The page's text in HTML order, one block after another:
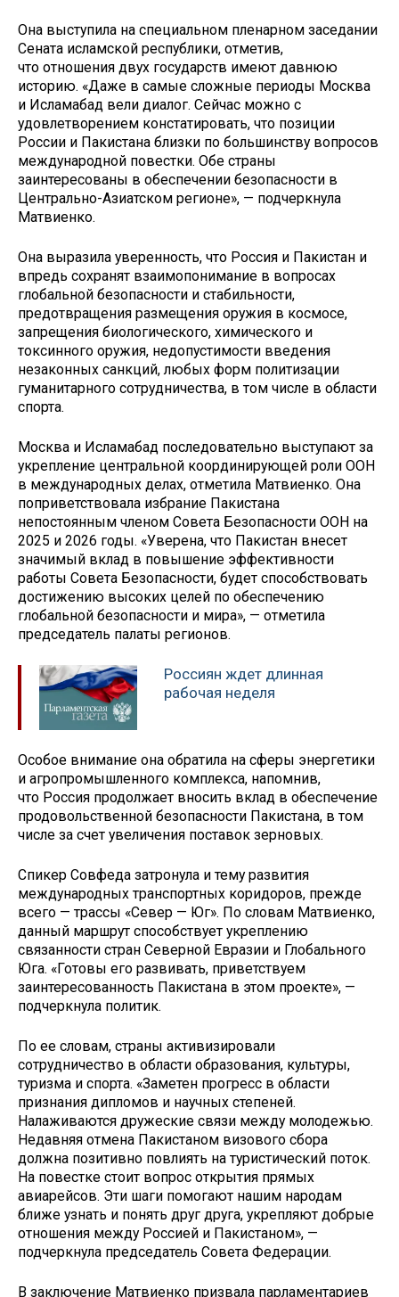
Она выступила на специальном пленарном заседании
Сената исламской республики, отметив,
что отношения двух государств имеют давнюю
историю. «Даже в самые сложные периоды Москва
и Исламабад вели диалог. Сейчас можно с
удовлетворением констатировать, что позиции
России и Пакистана близки по большинству вопросов
международной повестки. Обе страны
заинтересованы в обеспечении безопасности в
Центрально-Азиатском регионе», — подчеркнула
Матвиенко.
Она выразила уверенность, что Россия и Пакистан и
впредь сохранят взаимопонимание в вопросах
глобальной безопасности и стабильности,
предотвращения размещения оружия в космосе,
запрещения биологического, химического и
токсинного оружия, недопустимости введения
незаконных санкций, любых форм политизации
гуманитарного сотрудничества, в том числе в области
спорта.
Москва и Исламабад последовательно выступают за
укрепление центральной координирующей роли ООН
в международных делах, отметила Матвиенко. Она
поприветствовала избрание Пакистана
непостоянным членом Совета Безопасности ООН на
2025 и 2026 годы. «Уверена, что Пакистан внесет
значимый вклад в повышение эффективности
работы Совета Безопасности, будет способствовать
достижению высоких целей по обеспечению
глобальной безопасности и мира», — отметила
председатель палаты регионов.
Россиян ждет длинная
рабочая неделя
Особое внимание она обратила на сферы энергетики
и агропромышленного комплекса, напомнив,
что Россия продолжает вносить вклад в обеспечение
продовольственной безопасности Пакистана, в том
числе за счет увеличения поставок зерновых.
Спикер Совфеда затронула и тему развития
международных транспортных коридоров, прежде
всего — трассы «Север — Юг». По словам Матвиенко,
данный маршрут способствует укреплению
связанности стран Северной Евразии и Глобального
Юга. «Готовы его развивать, приветствуем
заинтересованность Пакистана в этом проекте», —
подчеркнула политик.
По ее словам, страны активизировали
сотрудничество в области образования, культуры,
туризма и спорта. «Заметен прогресс в области
признания дипломов и научных степеней.
Налаживаются дружеские связи между молодежью.
Недавняя отмена Пакистаном визового сбора
должна позитивно повлиять на туристический поток.
На повестке стоит вопрос открытия прямых
авиарейсов. Эти шаги помогают нашим народам
ближе узнать и понять друг друга, укрепляют добрые
отношения между Россией и Пакистаном», —
подчеркнула председатель Совета Федерации.
В заключение Матвиенко призвала парламентариев